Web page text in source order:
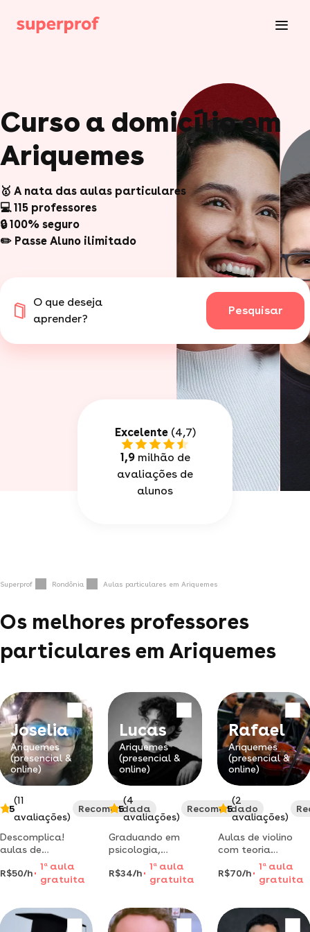
Curso a domicílio em
Ariquemes
🥇 A nata das aulas particulares
💻 115 professores
🔒 100% seguro
✏️ Passe Aluno ilimitado
O que deseja
aprender?
Pesquisar
Excelente(4,7)
1,9milhão de
avaliações de
alunos
Superprof Rondônia Aulas particulares em Ariquemes
Os melhores professores
particulares em Ariquemes
Joselia
Ariquemes
(presencial &
online)
5
(11
avaliações)
Recomendada
Descomplica!
aulas de
português de
forma clara e
objetiva.
ensino médio.
R$50/h
1 aaula
gratuita
Lucas
Ariquemes
(presencial &
online)
5
(4
avaliações)
Recomendado
Graduando em
psicologia,
especializado em
psicologia
comportamental,
cursos de análise
do
R$34/h
1 a aula
gratuita
Rafael
Ariquemes
(presencial &
online)
5
(2
avaliações)
Aulas de violino
com teoria
aplicada à
prática. do zero
ao avançado, no
R$70/h
1 aaula
gratuita